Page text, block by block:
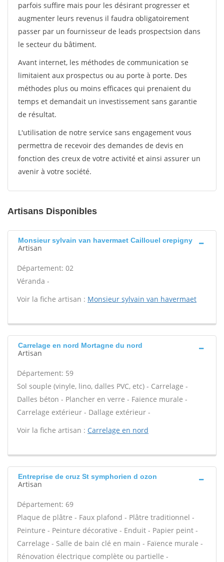
parfois suffire mais pour les désirant progresser et
augmenter leurs revenus il faudra obligatoirement
passer par un fournisseur de leads prospectsion dans
le secteur du bâtiment.
Avant internet, les méthodes de communication se
limitaient aux prospectus ou au porte à porte. Des
méthodes plus ou moins efficaces qui prenaient du
temps et demandait un investissement sans garantie
de résultat.
L'utilisation de notre service sans engagement vous
permettra de recevoir des demandes de devis en
fonction des creux de votre activité et ainsi assurer un
avenir à votre société.
Artisans Disponibles
Monsieur sylvain van havermaet Caillouel crepigny
Artisan
Département: 02
Véranda -
Voir la fiche artisan : Monsieur sylvain van havermaet
Carrelage en nord Mortagne du nord
Artisan
Département: 59
Sol souple (vinyle, lino, dalles PVC, etc) - Carrelage -
Dalles béton - Plancher en verre - Faïence murale -
Carrelage extérieur - Dallage extérieur -
Voir la fiche artisan : Carrelage en nord
Entreprise de cruz St symphorien d ozon
Artisan
Département: 69
Plaque de plâtre - Faux plafond - Plâtre traditionnel -
Peinture - Peinture décorative - Enduit - Papier peint -
Carrelage - Salle de bain clé en main - Faïence murale -
Rénovation électrique complète ou partielle -